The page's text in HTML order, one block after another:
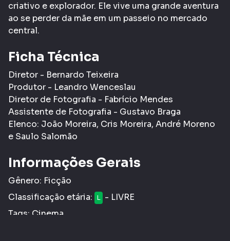
criativo e explorador. Ele vive uma grande aventura
ao se perder da mãe em um passeio no mercado
central.
Ficha Técnica
Diretor - Bernardo Teixeira
Produtor - Leandro Wenceslau
Diretor de Fotografia - Fabrício Mendes
Assistente de Fotografia - Gustavo Braga
Elenco: João Moreira, Cris Moreira, André Moreno
e Saulo Salomão
Informações Gerais
Gênero: Ficção
Classificação etária:
L - LIVRE
Tags: Cinema